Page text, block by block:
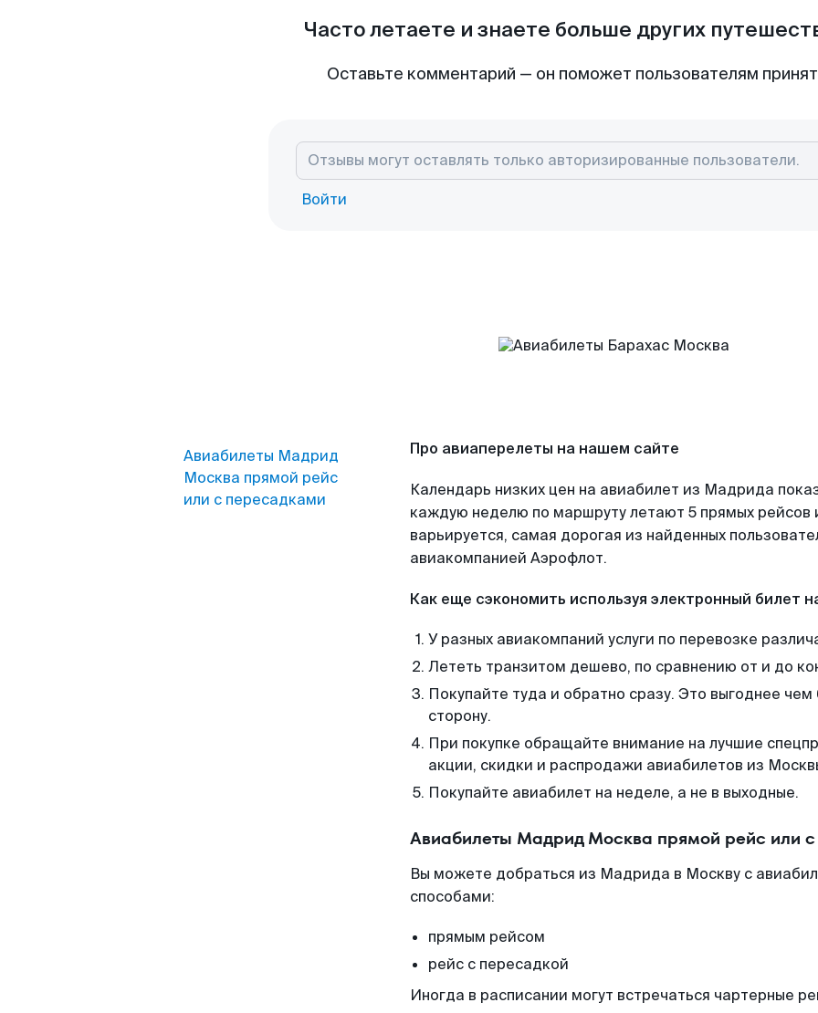
Часто летаете и знаете больше других
Оставьте комментарий — он поможет пользователям
Войти
Авиабилеты Мадрид
Москва прямой рейс
или с пересадками
Про авиаперелеты на нашем сайте
Календарь низких цен на авиабилет из Мадрида
каждую неделю по маршруту летают 5 прямых рейсов
варьируется, самая дорогая из найденных
авиакомпанией Аэрофлот.
Как еще сэкономить используя электронный билет
У разных авиакомпаний услуги по перевозке
Лететь транзитом дешево, по сравнению от и до
Покупайте туда и обратно сразу. Это выгоднее
сторону.
При покупке обращайте внимание на лучшие
акции, скидки и распродажи авиабилетов из
Покупайте авиабилет на неделе, а не в выходные.
Авиабилеты Мадрид Москва прямой рейс или
Вы можете добраться из Мадрида в Москву с
способами:
прямым рейсом
рейс с пересадкой
Иногда в расписании могут встречаться чартерные